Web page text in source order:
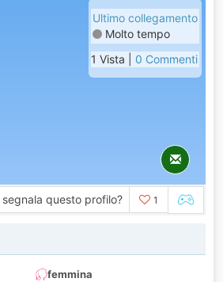
Ultimo collegamento
Molto tempo
1 Vista | 0 Commenti
segnala questo profilo? 1
femmina